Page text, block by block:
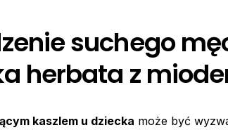
suchego
herbata z
kaszlem u dziecka może być